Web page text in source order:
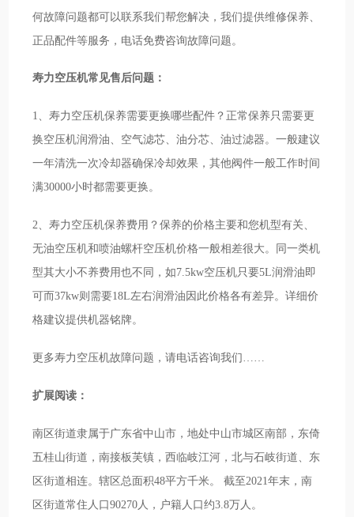
何故障问题都可以联系我们帮您解决，我们提供维修保养、
正品配件等服务，电话免费咨询故障问题。
寿力空压机常见售后问题：
1、寿力空压机保养需要更换哪些配件？正常保养只需要更
换空压机润滑油、空气滤芯、油分芯、油过滤器。一般建议
一年清洗一次冷却器确保冷却效果，其他阀件一般工作时间
满30000小时都需要更换。
2、寿力空压机保养费用？保养的价格主要和您机型有关、
无油空压机和喷油螺杆空压机价格一般相差很大。同一类机
型其大小不养费用也不同，如7.5kw空压机只要5L润滑油即
可而37kw则需要18L左右润滑油因此价格各有差异。详细价
格建议提供机器铭牌。
更多寿力空压机故障问题，请电话咨询我们……
扩展阅读：
南区街道隶属于广东省中山市，地处中山市城区南部，东倚
五桂山街道，南接板芙镇，西临岐江河，北与石岐街道、东
区街道相连。辖区总面积48平方千米。 截至2021年末，南
区街道常住人口90270人，户籍人口约3.8万人。